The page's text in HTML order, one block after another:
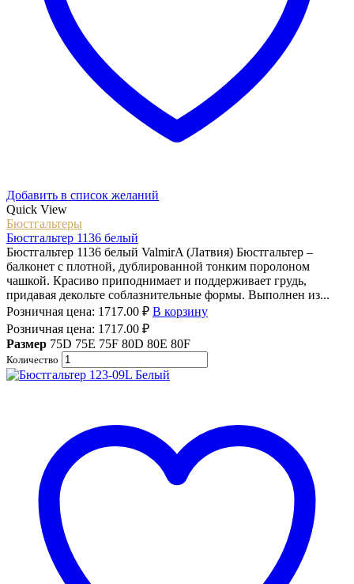
Добавить в список желаний
Quick View
Бюстгальтеры
Бюстгальтер 1136 белый
Бюстгальтер 1136 белый ValmirA (Латвия) Бюстгальтер –
балконет с плотной, дублированной тонким поролоном
чашкой. Красиво приподнимает и поддерживает грудь,
придавая декольте соблазнительные формы. Выполнен из...
Розничная цена: 1717.00 ₽ В корзину
Розничная цена: 1717.00 ₽
Размер 75D 75E 75F 80D 80E 80F
Количество